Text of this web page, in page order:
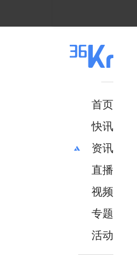
首页
快讯
资讯
推荐
财经
项目推荐
安徽
直播
视频
专题
活动